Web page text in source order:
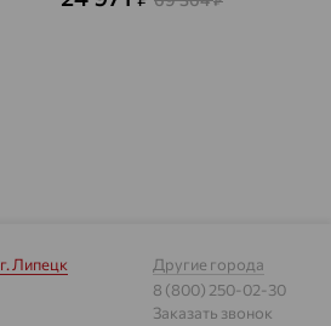
г. Липецк
Другие города
8 (800) 250-02-30
Заказать звонок